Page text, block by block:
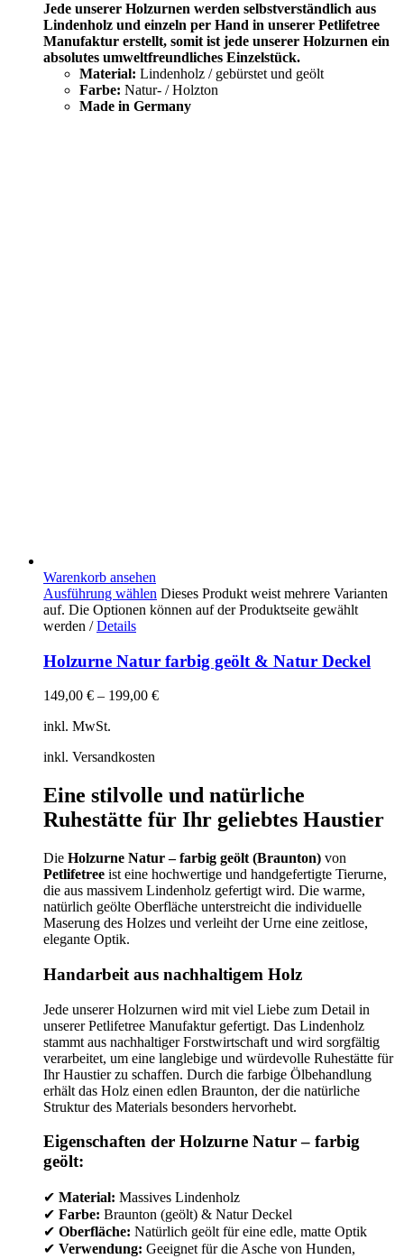
Jede unserer Holzurnen werden selbstverständlich aus
Lindenholz und einzeln per Hand in unserer Petlifetree
Manufaktur erstellt, somit ist jede unserer Holzurnen ein
absolutes umweltfreundliches Einzelstück.
Material: Lindenholz / gebürstet und geölt
Farbe: Natur- / Holzton
Made in Germany
Warenkorb ansehen
Ausführung wählen Dieses Produkt weist mehrere Varianten
auf. Die Optionen können auf der Produktseite gewählt
werden / Details
Holzurne Natur farbig geölt & Natur Deckel
149,00 € – 199,00 €
inkl. MwSt.
inkl. Versandkosten
Eine stilvolle und natürliche
Ruhestätte für Ihr geliebtes Haustier
Die Holzurne Natur – farbig geölt (Braunton) von
Petlifetree ist eine hochwertige und handgefertigte Tierurne,
die aus massivem Lindenholz gefertigt wird. Die warme,
natürlich geölte Oberfläche unterstreicht die individuelle
Maserung des Holzes und verleiht der Urne eine zeitlose,
elegante Optik.
Handarbeit aus nachhaltigem Holz
Jede unserer Holzurnen wird mit viel Liebe zum Detail in
unserer Petlifetree Manufaktur gefertigt. Das Lindenholz
stammt aus nachhaltiger Forstwirtschaft und wird sorgfältig
verarbeitet, um eine langlebige und würdevolle Ruhestätte für
Ihr Haustier zu schaffen. Durch die farbige Ölbehandlung
erhält das Holz einen edlen Braunton, der die natürliche
Struktur des Materials besonders hervorhebt.
Eigenschaften der Holzurne Natur – farbig
geölt:
✔ Material: Massives Lindenholz
✔ Farbe: Braunton (geölt) & Natur Deckel
✔ Oberfläche: Natürlich geölt für eine edle, matte Optik
✔ Verwendung: Geeignet für die Asche von Hunden,